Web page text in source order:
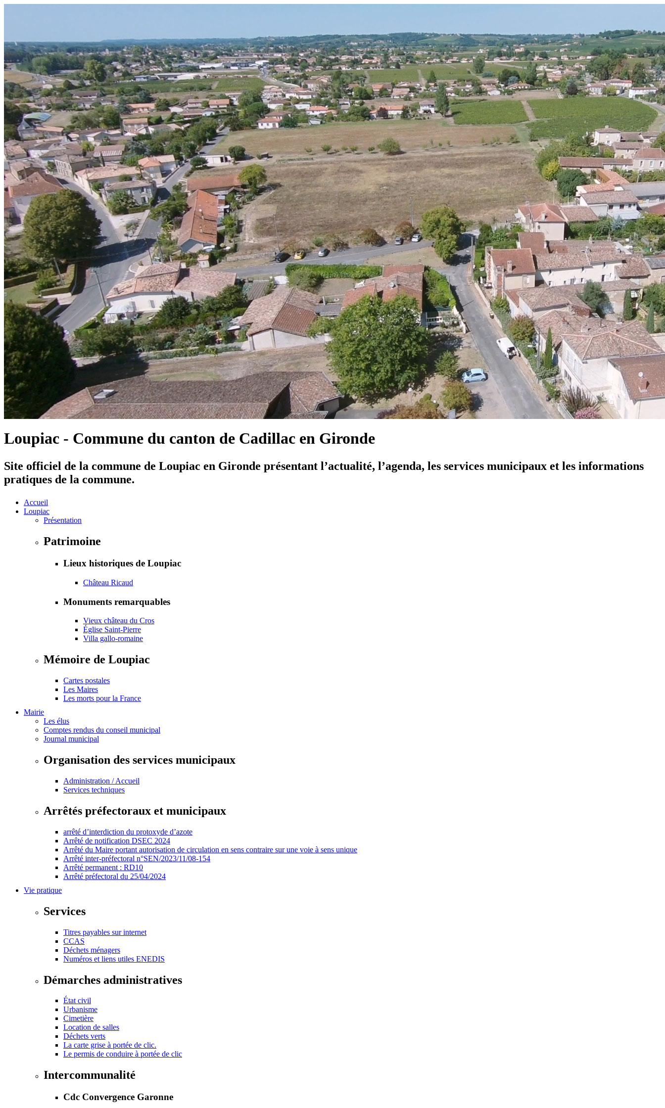
Loupiac - Commune du canton de Cadillac en Gironde
Site officiel de la commune de Loupiac en Gironde présentant l’actualité, l’agenda, les services municipaux et les informations
pratiques de la commune.
Accueil
Loupiac
Présentation
Patrimoine
Lieux historiques de Loupiac
Château Ricaud
Monuments remarquables
Vieux château du Cros
Église Saint-Pierre
Villa gallo-romaine
Mémoire de Loupiac
Cartes postales
Les Maires
Les morts pour la France
Mairie
Les élus
Comptes rendus du conseil municipal
Journal municipal
Organisation des services municipaux
Administration / Accueil
Services techniques
Arrêtés préfectoraux et municipaux
arrêté d’interdiction du protoxyde d’azote
Arrêté de notification DSEC 2024
Arrêté du Maire portant autorisation de circulation en sens contraire sur une voie à sens unique
Arrêté inter-préfectoral n°SEN/2023/11/08-154
Arrêté permanent : RD10
Arrêté préfectoral du 25/04/2024
Vie pratique
Services
Titres payables sur internet
CCAS
Déchets ménagers
Numéros et liens utiles ENEDIS
Démarches administratives
État civil
Urbanisme
Cimetière
Location de salles
Déchets verts
La carte grise à portée de clic.
Le permis de conduire à portée de clic
Intercommunalité
Cdc Convergence Garonne